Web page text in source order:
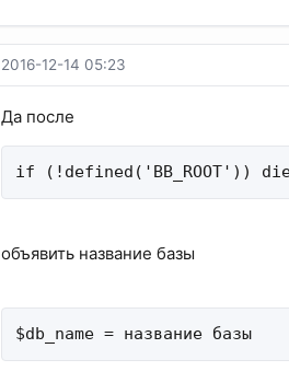
2016-12-14 05:23
Да после
if (!defined('BB_ROOT'))
объявить название базы
$db_name = название базы